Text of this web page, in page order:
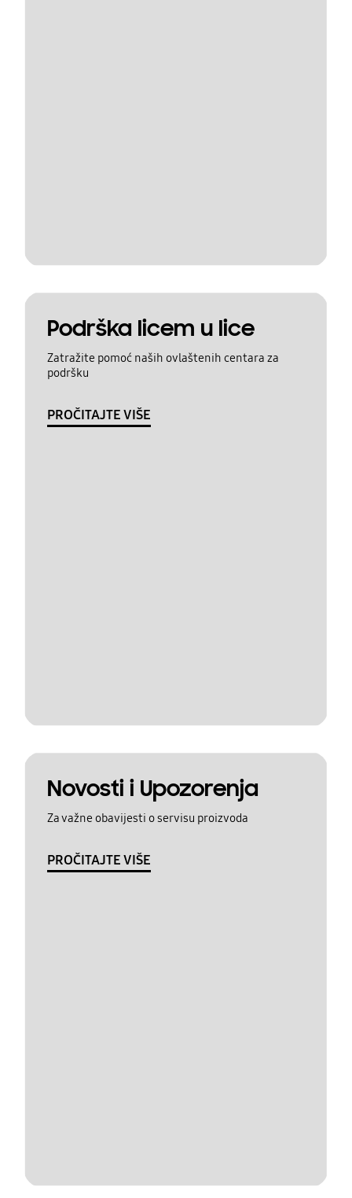
Podrška licem u lice
Zatražite pomoć naših ovlaštenih centara za
podršku
PROČITAJTE VIŠE
Novosti i Upozorenja
Za važne obavijesti o servisu proizvoda
PROČITAJTE VIŠE